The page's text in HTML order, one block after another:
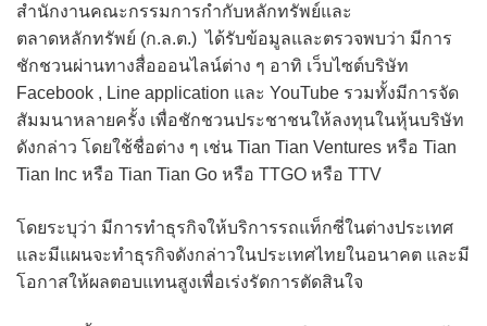
สำนักงานคณะกรรมการกำกับหลักทรัพย์และ
ตลาดหลักทรัพย์ (ก.ล.ต.) ได้รับข้อมูลและตรวจพบว่า มีการ
ชักชวนผ่านทางสื่อออนไลน์ต่าง ๆ อาทิ เว็บไซต์บริษัท
Facebook , Line application และ YouTube รวมทั้งมีการจัด
สัมมนาหลายครั้ง เพื่อชักชวนประชาชนให้ลงทุนในหุ้นบริษัท
ดังกล่าว โดยใช้ชื่อต่าง ๆ เช่น Tian Tian Ventures หรือ Tian
Tian Inc หรือ Tian Tian Go หรือ TTGO หรือ TTV
โดยระบุว่า มีการทำธุรกิจให้บริการรถแท็กซี่ในต่างประเทศ
และมีแผนจะทำธุรกิจดังกล่าวในประเทศไทยในอนาคต และมี
โอกาสให้ผลตอบแทนสูงเพื่อเร่งรัดการตัดสินใจ